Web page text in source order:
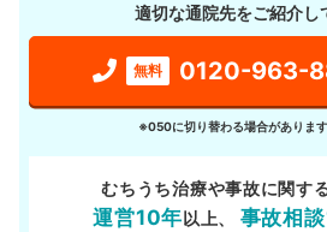
適切な通院先をご紹介し
無料 0120-963-
※050に切り替わる場合があります
むちうち治療や事故に関す
運営10年以上、 事故相